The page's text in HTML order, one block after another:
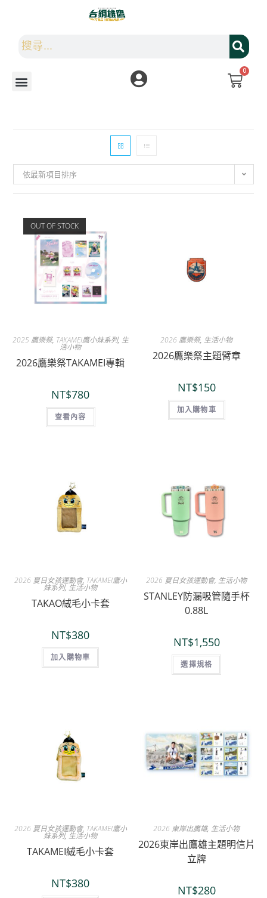
0
依最新項目排序
OUT OF STOCK
2025 鷹樂祭, TAKAMEI鷹小妹系列, 生
活小物
2026鷹樂祭TAKAMEI專輯
NT$780
查看內容
2026 鷹樂祭, 生活小物
2026鷹樂祭主題臂章
NT$150
加入購物車
2026 夏日女孩運動會, TAKAMEI鷹小
妹系列, 生活小物
TAKAO絨毛小卡套
NT$380
加入購物車
2026 夏日女孩運動會, 生活小物
STANLEY防漏吸管隨手杯
0.88L
NT$1,550
選擇規格
2026 夏日女孩運動會, TAKAMEI鷹小
妹系列, 生活小物
TAKAMEI絨毛小卡套
NT$380
2026 東岸出鷹雄, 生活小物
2026東岸出鷹雄主題明信片
立牌
NT$280